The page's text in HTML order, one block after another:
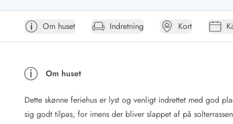
Sommerhus ABC
Forbrugsafregning (Strøm, vand...)
Lån og lej
Rengøring
Gavekort
Om huset Indretning Kort
Om huset
Dette skønne feriehus er lyst og venligt indrettet med god
sig godt tilpas, for imens der bliver slappet af på